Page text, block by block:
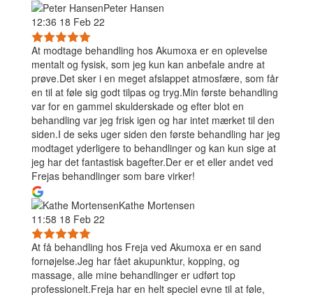
Peter Hansen
12:36 18 Feb 22
At modtage behandling hos Akumoxa er en oplevelse
mentalt og fysisk, som jeg kun kan anbefale andre at
prøve.Det sker i en meget afslappet atmosfære, som får
en til at føle sig godt tilpas og tryg.Min første behandling
var for en gammel skulderskade og efter blot en
behandling var jeg frisk igen og har intet mærket til den
siden.I de seks uger siden den første behandling har jeg
modtaget yderligere to behandlinger og kan kun sige at
jeg har det fantastisk bagefter.Der er et eller andet ved
Frejas behandlinger som bare virker!
Kathe Mortensen
11:58 18 Feb 22
At få behandling hos Freja ved Akumoxa er en sand
fornøjelse.Jeg har fået akupunktur, kopping, og
massage, alle mine behandlinger er udført top
professionelt.Freja har en helt speciel evne til at føle,